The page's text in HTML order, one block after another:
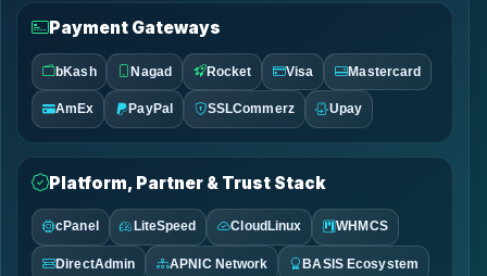
Payment Gateways
bKash Nagad Rocket Visa Mastercard
AmEx PayPal SSLCommerz Upay
Platform, Partner & Trust Stack
cPanel LiteSpeed CloudLinux WHMCS
DirectAdmin APNIC Network BASIS Ecosystem